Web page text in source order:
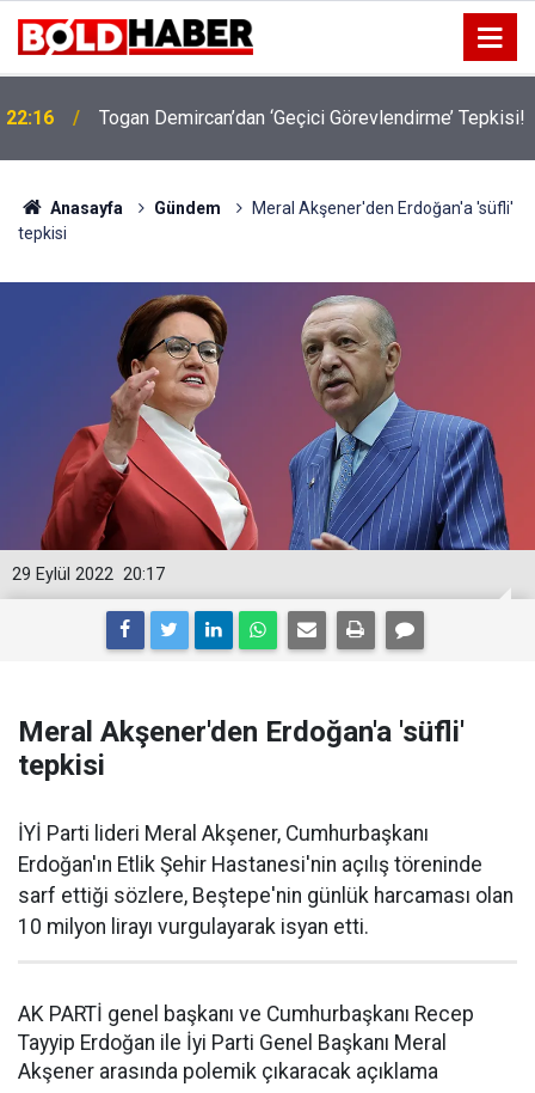
22:16 Togan Demircan’dan ‘Geçici Görevlendirme’ Tepkisi!
19:32 Sıcak Havalarda Ödem Şikayetini Hafife Almayın!
Anasayfa Gündem
Meral Akşener'den Erdoğan'a 'süfli'
tepkisi
20:17
29 Eylül 2022
Meral Akşener'den Erdoğan'a 'süfli'
tepkisi
İYİ Parti lideri Meral Akşener, Cumhurbaşkanı
Erdoğan'ın Etlik Şehir Hastanesi'nin açılış töreninde
sarf ettiği sözlere, Beştepe'nin günlük harcaması olan
10 milyon lirayı vurgulayarak isyan etti.
AK PARTİ genel başkanı ve Cumhurbaşkanı Recep
Tayyip Erdoğan ile İyi Parti Genel Başkanı Meral
Akşener arasında polemik çıkaracak açıklama